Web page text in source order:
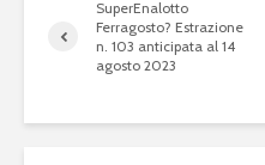
SuperEnalotto
Ferragosto? Estrazione
n. 103 anticipata al 14
agosto 2023